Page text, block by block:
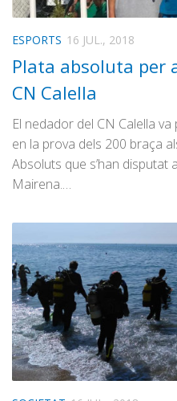
ESPORTS 16 JUL., 2018
Plata absoluta per
CN Calella
El nedador del CN Calella
en la prova dels 200 braça
Absoluts que s’han disputat
Mairena.…